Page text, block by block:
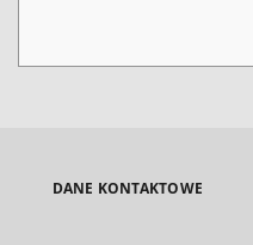
DANE KONTAKTOWE